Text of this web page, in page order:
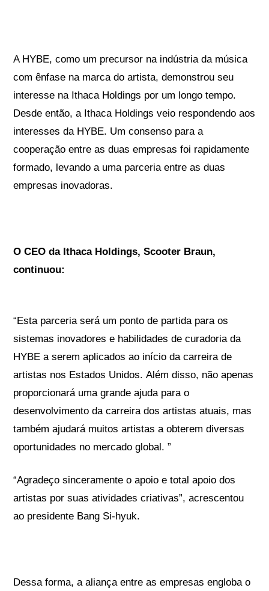
A HYBE, como um precursor na indústria da música
com ênfase na marca do artista, demonstrou seu
interesse na Ithaca Holdings por um longo tempo.
Desde então, a Ithaca Holdings veio respondendo aos
interesses da HYBE. Um consenso para a
cooperação entre as duas empresas foi rapidamente
formado, levando a uma parceria entre as duas
empresas inovadoras.
O CEO da Ithaca Holdings, Scooter Braun,
continuou:
“Esta parceria será um ponto de partida para os
sistemas inovadores e habilidades de curadoria da
HYBE a serem aplicados ao início da carreira de
artistas nos Estados Unidos. Além disso, não apenas
proporcionará uma grande ajuda para o
desenvolvimento da carreira dos artistas atuais, mas
também ajudará muitos artistas a obterem diversas
oportunidades no mercado global. ”
“Agradeço sinceramente o apoio e total apoio dos
artistas por suas atividades criativas”, acrescentou
ao presidente Bang Si-hyuk.
Dessa forma, a aliança entre as empresas engloba o